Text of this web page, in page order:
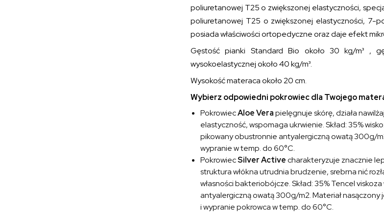
poliuretanowej T25 o zwiększonej elastyczności,
poliuretanowej T25 o zwiększonej elastyczności, 7-
posiada właściwości ortopedyczne oraz daje efekt
Gęstość pianki Standard Bio około 30 kg/m³ ,
wysokoelastycznej około 40 kg/m³.
Wysokość materaca około 20 cm.
Wybierz odpowiedni pokrowiec dla Twojego
PokrowiecAloe Verapielęgnuje skórę, działa
elastyczność, wspomaga ukrwienie. Skład: 35%
pikowany obustronnie antyalergiczną owatą 300g/
wypranie w temp. do 60°C.
PokrowiecSilver Activecharakteryzuje znacznie
struktura włókna utrudnia brudzenie, srebrna nić
własności bakteriobójcze. Skład: 35% Tencel
antyalergiczną owatą 300g/m2. Materiał
i wypranie pokrowca w temp. do 60°C.